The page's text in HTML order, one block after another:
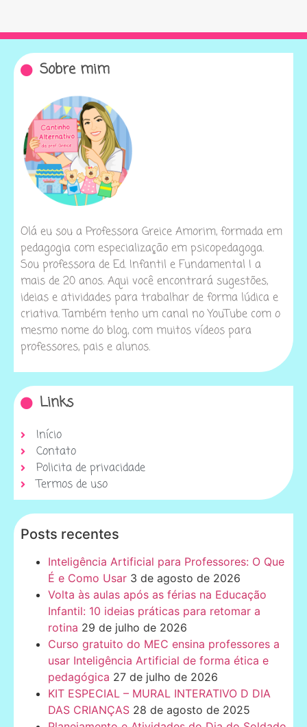
Sobre mim
Olá eu sou a Professora Greice Amorim, formada em
pedagogia com especialização em psicopedagoga.
Sou professora de Ed. Infantil e Fundamental I a
mais de 20 anos. Aqui você encontrará sugestões,
ideias e atividades para trabalhar de forma lúdica e
criativa. Também tenho um canal no YouTube com o
mesmo nome do blog, com muitos vídeos para
professores, pais e alunos.
Links
Início
Contato
Policita de privacidade
Termos de uso
Posts recentes
Inteligência Artificial para Professores: O Que
É e Como Usar 3 de agosto de 2026
Volta às aulas após as férias na Educação
Infantil: 10 ideias práticas para retomar a
rotina 29 de julho de 2026
Curso gratuito do MEC ensina professores a
usar Inteligência Artificial de forma ética e
pedagógica 27 de julho de 2026
KIT ESPECIAL – MURAL INTERATIVO D DIA
DAS CRIANÇAS 28 de agosto de 2025